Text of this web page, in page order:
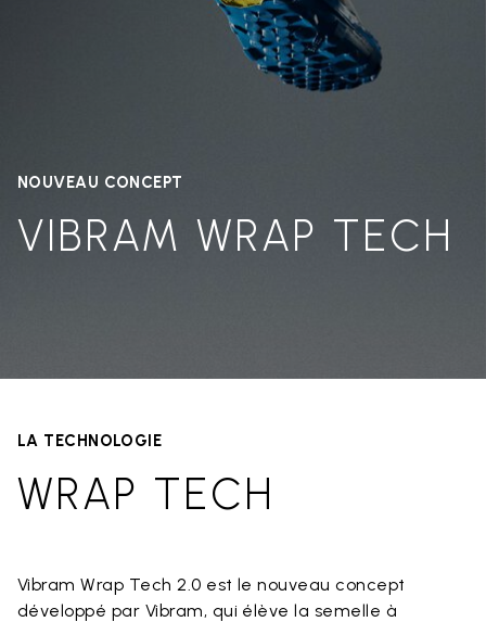
NOUVEAU CONCEPT
VIBRAM WRAP TECH
LA TECHNOLOGIE
WRAP TECH
Vibram Wrap Tech 2.0 est le nouveau concept
développé par Vibram, qui élève la semelle à